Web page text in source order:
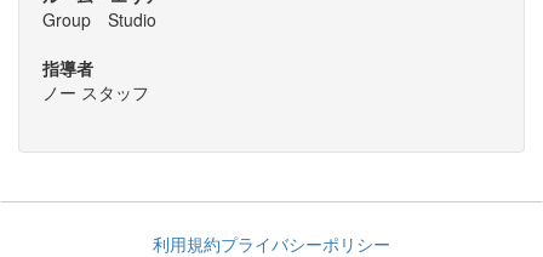
Group Studio
指導者
ノー スタッフ
利用規約プライバシーポリシー